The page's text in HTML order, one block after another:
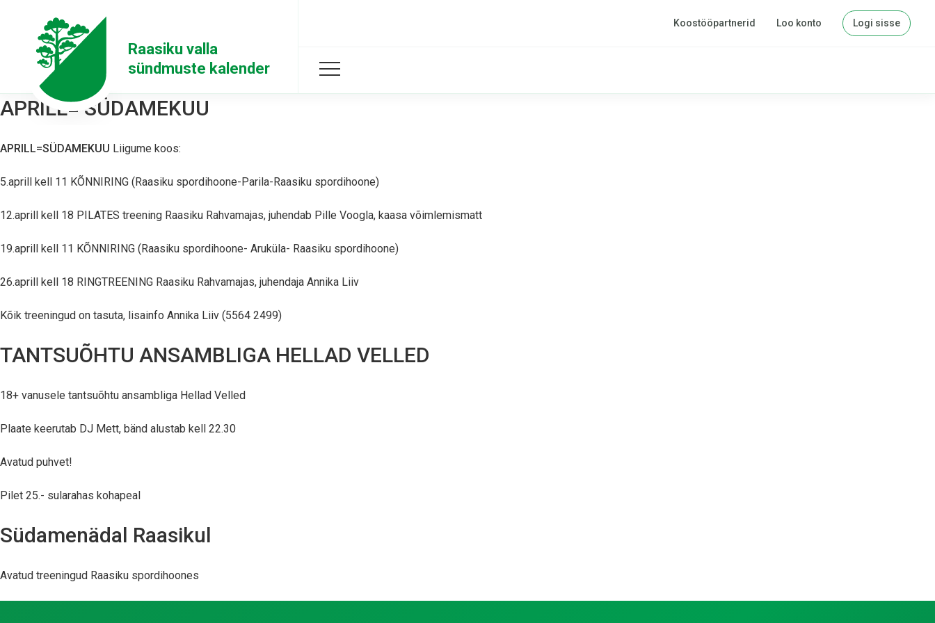
Raasiku valla
sündmuste kalender
Koostööpartnerid Loo konto Logi sisse
APRILL= SÜDAMEKUU
APRILL=SÜDAMEKUU Liigume koos:
5.aprill kell 11 KÕNNIRING (Raasiku spordihoone-Parila-Raasiku spordihoone)
12.aprill kell 18 PILATES treening Raasiku Rahvamajas, juhendab Pille Voogla, kaasa võimlemismatt
19.aprill kell 11 KÕNNIRING (Raasiku spordihoone- Aruküla- Raasiku spordihoone)
26.aprill kell 18 RINGTREENING Raasiku Rahvamajas, juhendaja Annika Liiv
Kõik treeningud on tasuta, lisainfo Annika Liiv (5564 2499)
TANTSUÕHTU ANSAMBLIGA HELLAD VELLED
18+ vanusele tantsuõhtu ansambliga Hellad Velled
Plaate keerutab DJ Mett, bänd alustab kell 22.30
Avatud puhvet!
Pilet 25.- sularahas kohapeal
Südamenädal Raasikul
Avatud treeningud Raasiku spordihoones